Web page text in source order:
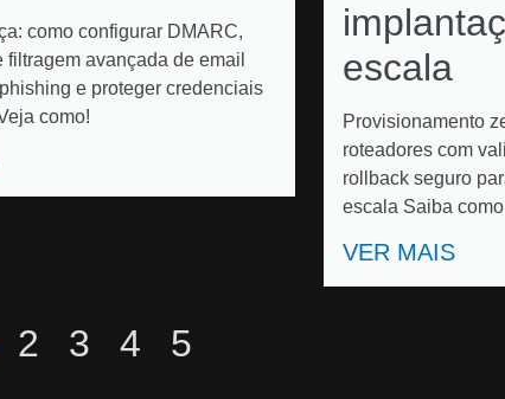
como configurar DMARC,
filtragem avançada de email
e proteger credenciais
como!
escala
Provisionamento
roteadores com
rollback seguro
escala Saiba
VER MAIS
2 3 4 5